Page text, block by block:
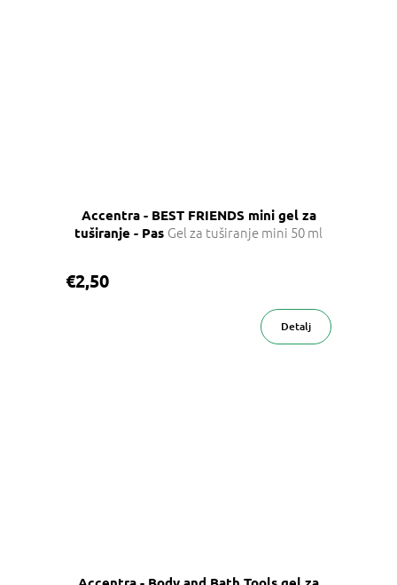
Accentra - BEST FRIENDS mini gel za
tuširanje - Pas Gel za tuširanje mini 50 ml
€2,50
Detalj